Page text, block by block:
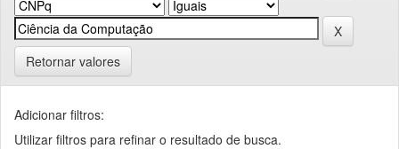
Retornar valores
Adicionar filtros:
Utilizar filtros para refinar o resultado de busca.